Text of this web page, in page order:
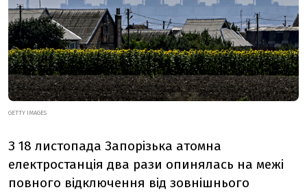
GETTY IMAGES
З 18 листопада Запорізька атомна
електростанція два рази опинялась на межі
повного відключення від зовнішнього